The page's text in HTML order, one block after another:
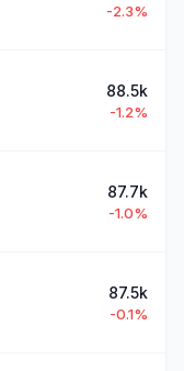
-2.3%
88.5k
-1.2%
87.7k
-1.0%
87.5k
-0.1%